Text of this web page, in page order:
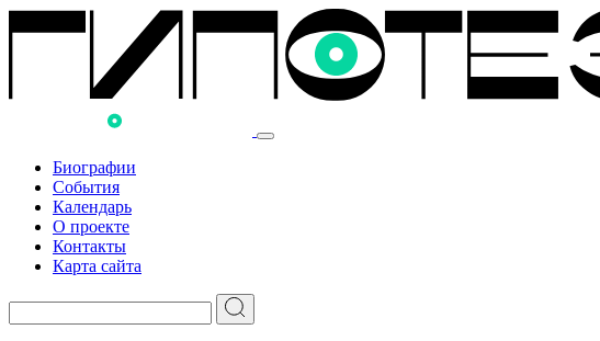
Биографии
События
Календарь
О проекте
Контакты
Карта сайта